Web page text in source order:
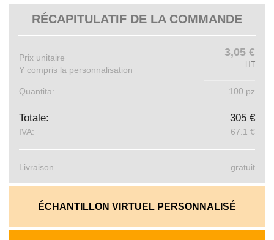
RÉCAPITULATIF DE LA COMMANDE
Prix ​​unitaire
Y compris la personnalisation
3,05 €
HT
Quantita: 100 pz
Totale: 305 €
IVA: 67.1 €
Livraison gratuit
ÉCHANTILLON VIRTUEL PERSONNALISÉ